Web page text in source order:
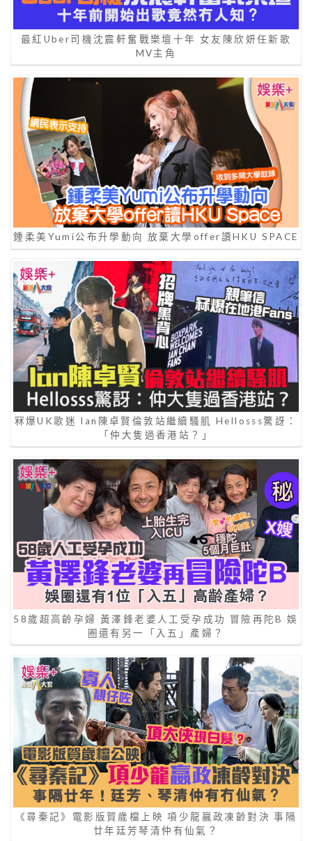
最紅Uber司機沈震軒奮戰樂壇十年 女友陳欣妍任新歌
MV主角
鍾柔美Yumi公布升學動向 放棄大學offer讀HKU SPACE
冧爆UK歌迷 Ian陳卓賢倫敦站繼續騷肌 Hellosss驚訝：
「仲大隻過香港站？」
58歲超高齡孕婦 黃澤鋒老婆人工受孕成功 冒險再陀B 娛
圈還有另一「入五」產婦？
《尋秦記》電影版賀歲檔上映 項少龍嬴政凍齡對決 事隔
廿年廷芳琴清仲有仙氣？